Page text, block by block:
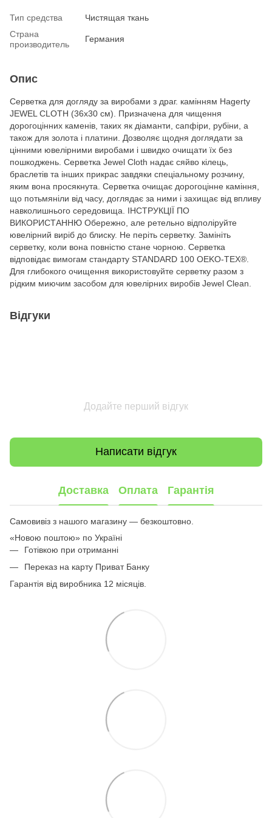
Тип средства
Чистящая ткань
Страна
производитель
Германия
Опис
Серветка для догляду за виробами з драг. камінням Hagerty
JEWEL CLOTH (36x30 см). Призначена для чищення
дорогоцінних каменів, таких як діаманти, сапфіри, рубіни, а
також для золота і платини. Дозволяє щодня доглядати за
цінними ювелірними виробами і швидко очищати їх без
пошкоджень. Серветка Jewel Cloth надає сяйво кілець,
браслетів та інших прикрас завдяки спеціальному розчину,
яким вона просякнута. Серветка очищає дорогоцінне каміння,
що потьмяніли від часу, доглядає за ними і захищає від впливу
навколишнього середовища. ІНСТРУКЦІЇ ПО
ВИКОРИСТАННЮ Обережно, але ретельно відполіруйте
ювелірний виріб до блиску. Не періть серветку. Замініть
серветку, коли вона повністю стане чорною. Серветка
відповідає вимогам стандарту STANDARD 100 OEKO-TEX®.
Для глибокого очищення використовуйте серветку разом з
рідким миючим засобом для ювелірних виробів Jewel Clean.
Відгуки
Додайте перший відгук
Написати відгук
Доставка Оплата Гарантія
Самовивіз з нашого магазину — безкоштовно.
«Новою поштою» по Україні
Готівкою при отриманні
Переказ на карту Приват Банку
Гарантія від виробника 12 місяців.